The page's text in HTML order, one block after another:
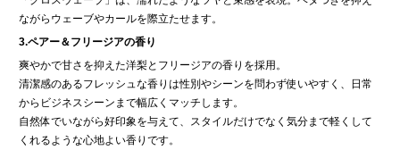
ながらウェーブやカールを際立たせます。
3.ペアー＆フリージアの香り
爽やかで甘さを抑えた洋梨とフリージアの香りを採用。
清潔感のあるフレッシュな香りは性別やシーンを問わず使いやすく、日常
からビジネスシーンまで幅広くマッチします。
自然体でいながら好印象を与えて、スタイルだけでなく気分まで軽くして
くれるような心地よい香りです。